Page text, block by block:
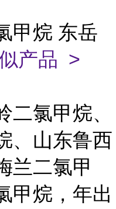
甲烷 东岳
产品 >
氯甲烷、
、山东鲁西
兰二氯甲
甲烷，年出